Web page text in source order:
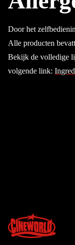
Door het
Alle producten
Bekijk de volledige
volgende link: